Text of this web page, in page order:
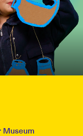
Museum